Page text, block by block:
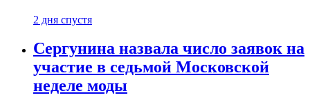
2 дня спустя
Сергунина назвала число заявок на
участие в седьмой Московской
неделе моды